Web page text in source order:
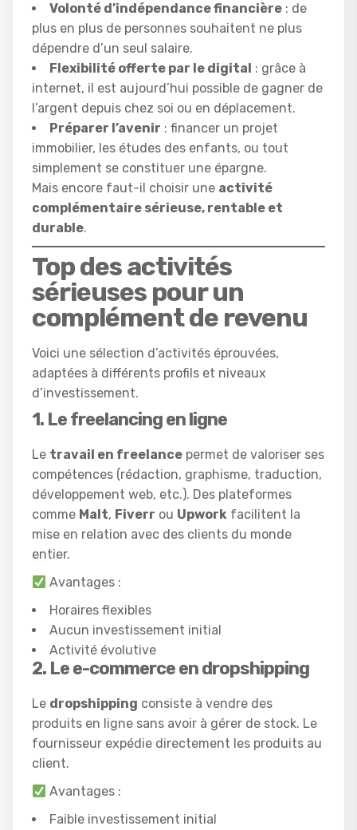
Volonté d’indépendance financière : de
plus en plus de personnes souhaitent ne plus
dépendre d’un seul salaire.
Flexibilité offerte par le digital : grâce à
internet, il est aujourd’hui possible de gagner de
l’argent depuis chez soi ou en déplacement.
Préparer l’avenir : financer un projet
immobilier, les études des enfants, ou tout
simplement se constituer une épargne.
Mais encore faut-il choisir une activité
complémentaire sérieuse, rentable et
durable.
Top des activités
sérieuses pour un
complément de revenu
Voici une sélection d’activités éprouvées,
adaptées à différents profils et niveaux
d’investissement.
1. Le freelancing en ligne
Le travail en freelance permet de valoriser ses
compétences (rédaction, graphisme, traduction,
développement web, etc.). Des plateformes
comme Malt, Fiverr ou Upwork facilitent la
mise en relation avec des clients du monde
entier.
Avantages :
Horaires flexibles
Aucun investissement initial
Activité évolutive
2. Le e-commerce en dropshipping
Le dropshipping consiste à vendre des
produits en ligne sans avoir à gérer de stock. Le
fournisseur expédie directement les produits au
client.
Avantages :
Faible investissement initial